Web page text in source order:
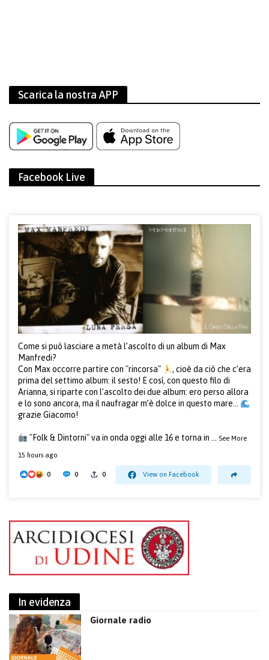
Scarica la nostra APP
Facebook Live
Come si può lasciare a metà l’ascolto di un album di Max
Manfredi?
Con Max occorre partire con "rincorsa"
, cioè da ciò che c’era
prima del settimo album: il sesto! E così, con questo filo di
Arianna, si riparte con l’ascolto dei due album: ero perso allora
e lo sono ancora, ma il naufragar m’è dolce in questo mare...
grazie Giacomo!
"Folk & Dintorni" va in onda oggi alle 16 e torna in ... See More
15 hours ago
0 0 0 View on Facebook
In evidenza
Giornale radio